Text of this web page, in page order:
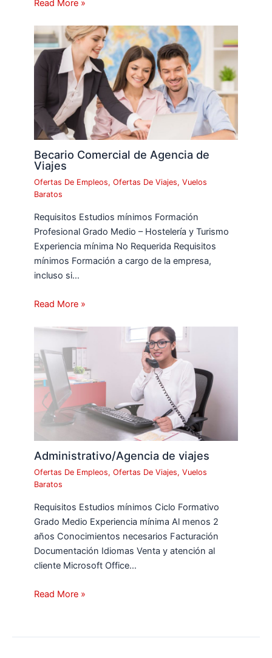
Read More »
Becario Comercial de Agencia de
Viajes
Ofertas De Empleos,Ofertas De Viajes,Vuelos
Baratos
Requisitos Estudios mínimos Formación
Profesional Grado Medio – Hostelería y Turismo
Experiencia mínima No Requerida Requisitos
mínimos Formación a cargo de la empresa,
incluso si…
Read More »
Administrativo/Agencia de viajes
Ofertas De Empleos,Ofertas De Viajes,Vuelos
Baratos
Requisitos Estudios mínimos Ciclo Formativo
Grado Medio Experiencia mínima Al menos 2
años Conocimientos necesarios Facturación
Documentación Idiomas Venta y atención al
cliente Microsoft Office…
Read More »